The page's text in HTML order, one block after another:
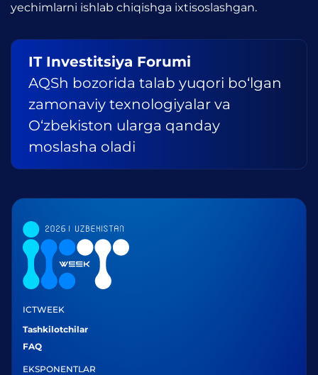
yechimlarni ishlab chiqishga ixtisoslashgan.
IT Investitsiya Forumi
AQSh bozorida talab yuqori bo‘lgan
zamonaviy texnologiyalar va
O‘zbekiston ularga qanday
moslasha oladi
ICTWEEK
Tashkilotchilar
FAQ
EKSPONENTLAR